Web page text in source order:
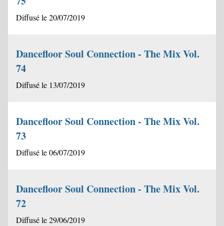
Diffusé le 20/07/2019
Dancefloor Soul Connection - The Mix Vol.
74
Diffusé le 13/07/2019
Dancefloor Soul Connection - The Mix Vol.
73
Diffusé le 06/07/2019
Dancefloor Soul Connection - The Mix Vol.
72
Diffusé le 29/06/2019